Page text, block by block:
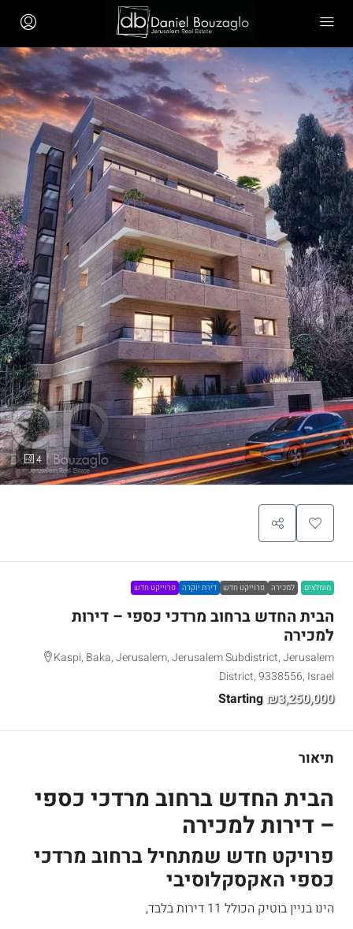
4
מומלצים למכירה פרוייקט חדש דירת יוקרה פרוייקט חדש
הבית החדש ברחוב מרדכי כספי – דירות
למכירה
Kaspi, Baka, Jerusalem, Jerusalem Subdistrict, Jerusalem
District, 9338556, Israel
Starting ₪3,250,000
תיאור
הבית החדש ברחוב מרדכי כספי
– דירות למכירה
פרויקט חדש שמתחיל ברחוב מרדכי
כספי האקסקלוסיבי
הינו בניין בוטיק הכולל 11 דירות בלבד,